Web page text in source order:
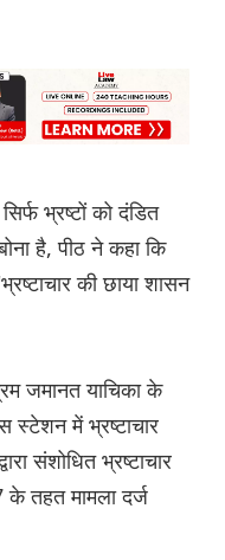
भ्रष्टों को दंडित
है, पीठ ने कहा कि
की छाया शासन
जमानत याचिका के
में भ्रष्टाचार
संशोधित भ्रष्टाचार
के तहत मामला दर्ज